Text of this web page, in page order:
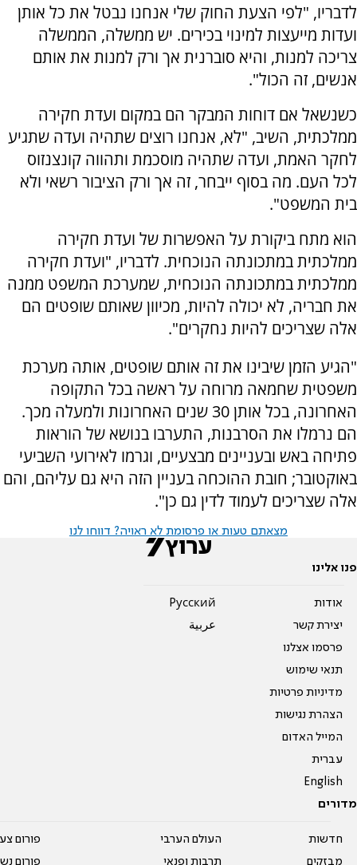
לדבריו, "לפי הצעת החוק שלי אנחנו נבטל את כל אותן
ועדות מייעצות למינוי בכירים. יש ממשלה, הממשלה
צריכה למנות, והיא סוברנית אך ורק למנות את אותם
אנשים, זה הכול".
כשנשאל אם דוחות המבקר הם במקום ועדת חקירה
ממלכתית, השיב, "לא, אנחנו רוצים שתהיה ועדה שתגיע
לחקר האמת, ועדה שתהיה מוסכמת ותהווה קונצנזוס
לכל העם. מה בסוף ייבחר, זה אך ורק הציבור רשאי ולא
בית המשפט".
הוא מתח ביקורת על האפשרות של ועדת חקירה
ממלכתית במתכונתה הנוכחית. לדבריו, "ועדת חקירה
ממלכתית במתכונתה הנוכחית, שמערכת המשפט ממנה
את חבריה, לא יכולה להיות, מכיוון שאותם שופטים הם
אלה שצריכים להיות נחקרים".
"הגיע הזמן שיבינו את זה אותם שופטים, אותה מערכת
משפטית שחמאה מרוחה על ראשה בכל התקופה
האחרונה, בכל אותן 30 שנים האחרונות ולמעלה מכך.
הם נרמלו את הסרבנות, התערבו בנושא של הוראות
פתיחה באש ובעניינים מבצעיים, וגרמו לאירועי השביעי
באוקטובר; חובת ההוכחה בעניין הזה היא גם עליהם, והם
אלה שצריכים לעמוד לדין גם כן".
מצאתם טעות או פרסומת לא ראויה? דווחו לנו
פנו אלינו
אודות
יצירת קשר
פרסמו אצלנו
תנאי שימוש
מדיניות פרטיות
הצהרת נגישות
המייל האדום
עברית
English
Pусский
عربية
מדורים
חדשות
מבזקים
העולם הערבי
תרבות ופנאי
פורום
פורום